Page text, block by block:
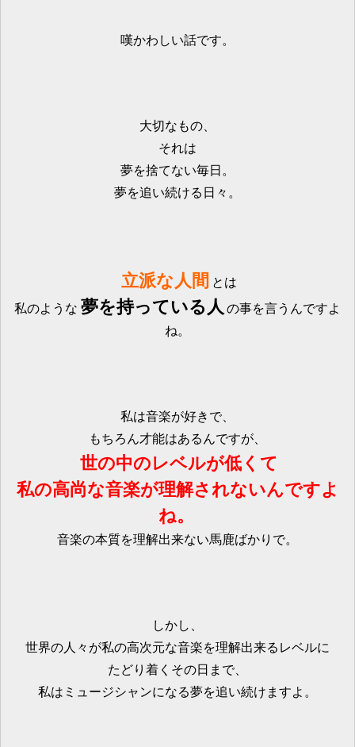
嘆かわしい話です。
大切なもの、
それは
夢を捨てない毎日。
夢を追い続ける日々。
立派な人間 とは
私のような 夢を持っている人 の事を言うんですよ
ね。
私は音楽が好きで、
もちろん才能はあるんですが、
世の中のレベルが低くて
私の高尚な音楽が理解されないんですよ
ね。
音楽の本質を理解出来ない馬鹿ばかりで。
しかし、
世界の人々が私の高次元な音楽を理解出来るレベルに
たどり着くその日まで、
私はミュージシャンになる夢を追い続けますよ。